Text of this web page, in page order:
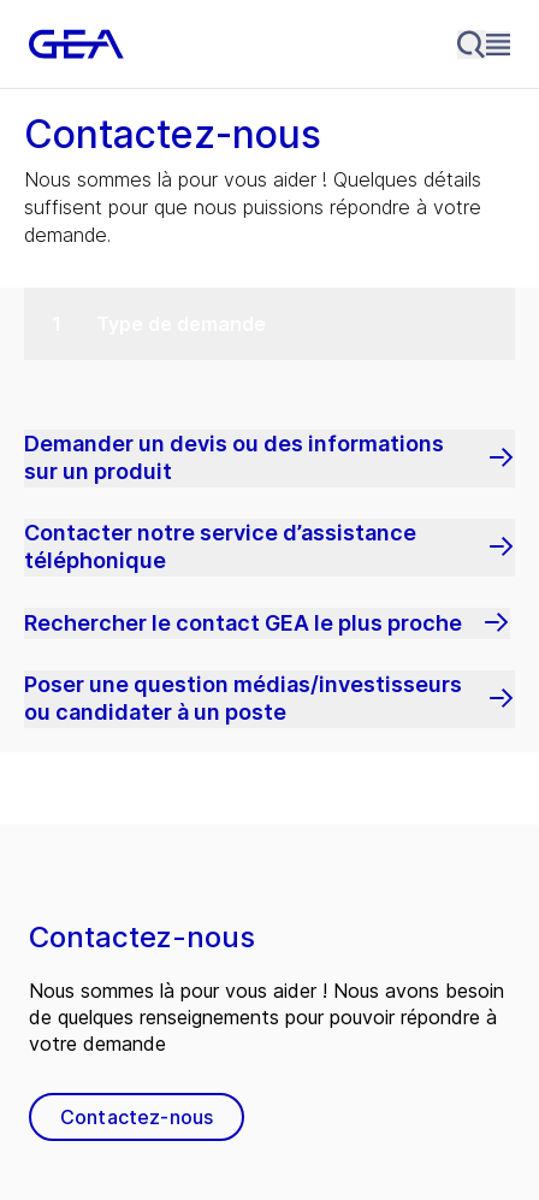
Contactez-nous
Nous sommes là pour vous aider ! Quelques détails
suffisent pour que nous puissions répondre à votre
demande.
Demander un devis ou des informations
sur un produit
Contacter notre service d’assistance
téléphonique
Rechercher le contact GEA le plus proche
Poser une question médias/investisseurs
ou candidater à un poste
Contactez-nous
Nous sommes là pour vous aider ! Nous avons besoin
de quelques renseignements pour pouvoir répondre à
votre demande
Contactez-nous